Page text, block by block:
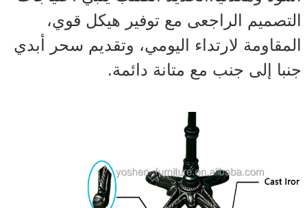
التصميم الراجعى مع توفير هيكل قوي،
المقاومة لارتداء اليومي، وتقديم سحر أبدي
جنبا إلى جنب مع متانة دائمة.